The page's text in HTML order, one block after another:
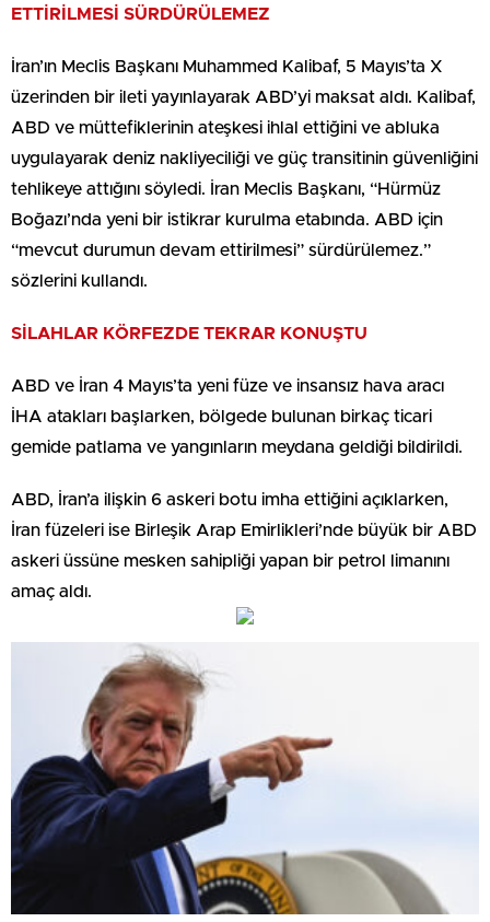
ETTİRİLMESİ SÜRDÜRÜLEMEZ
İran’ın Meclis Başkanı Muhammed Kalibaf, 5 Mayıs’ta X
üzerinden bir ileti yayınlayarak ABD’yi maksat aldı. Kalibaf,
ABD ve müttefiklerinin ateşkesi ihlal ettiğini ve abluka
uygulayarak deniz nakliyeciliği ve güç transitinin güvenliğini
tehlikeye attığını söyledi. İran Meclis Başkanı, “Hürmüz
Boğazı’nda yeni bir istikrar kurulma etabında. ABD için
“mevcut durumun devam ettirilmesi” sürdürülemez.”
sözlerini kullandı.
SİLAHLAR KÖRFEZDE TEKRAR KONUŞTU
ABD ve İran 4 Mayıs’ta yeni füze ve insansız hava aracı
İHA atakları başlarken, bölgede bulunan birkaç ticari
gemide patlama ve yangınların meydana geldiği bildirildi.
ABD, İran’a ilişkin 6 askeri botu imha ettiğini açıklarken,
İran füzeleri ise Birleşik Arap Emirlikleri’nde büyük bir ABD
askeri üssüne mesken sahipliği yapan bir petrol limanını
amaç aldı.